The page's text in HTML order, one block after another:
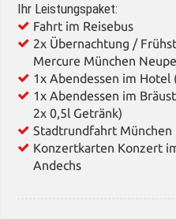
Ihr Leistungspaket:
Fahrt im Reisebus
2x Übernachtung /
Mercure München
1x Abendessen im Hotel
1x Abendessen im
2x 0,5l Getränk)
Stadtrundfahrt München
Konzertkarten Konzert
Andechs